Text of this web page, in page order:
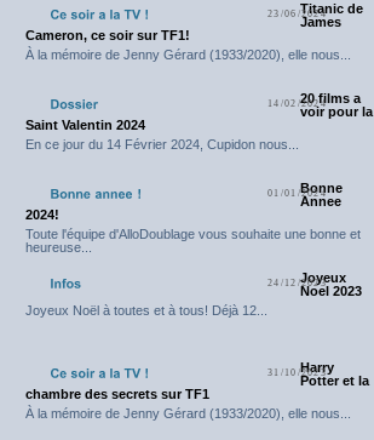
23/06/2024Titanic de
James
Cameron, ce soir sur TF1!
À la mémoire de Jenny Gérard (1933/2020), elle nous...
14/02/202420 films a
voir pour la
Saint Valentin 2024
En ce jour du 14 Février 2024, Cupidon nous...
01/01/2024
Bonne
Annee
2024!
Toute l'équipe d'AlloDoublage vous souhaite une bonne et
heureuse...
24/12/2023
Joyeux
Noel 2023
Joyeux Noël à toutes et à tous! Déjà 12...
31/10/2023
Harry
Potter et la
chambre des secrets sur TF1
À la mémoire de Jenny Gérard (1933/2020), elle nous...